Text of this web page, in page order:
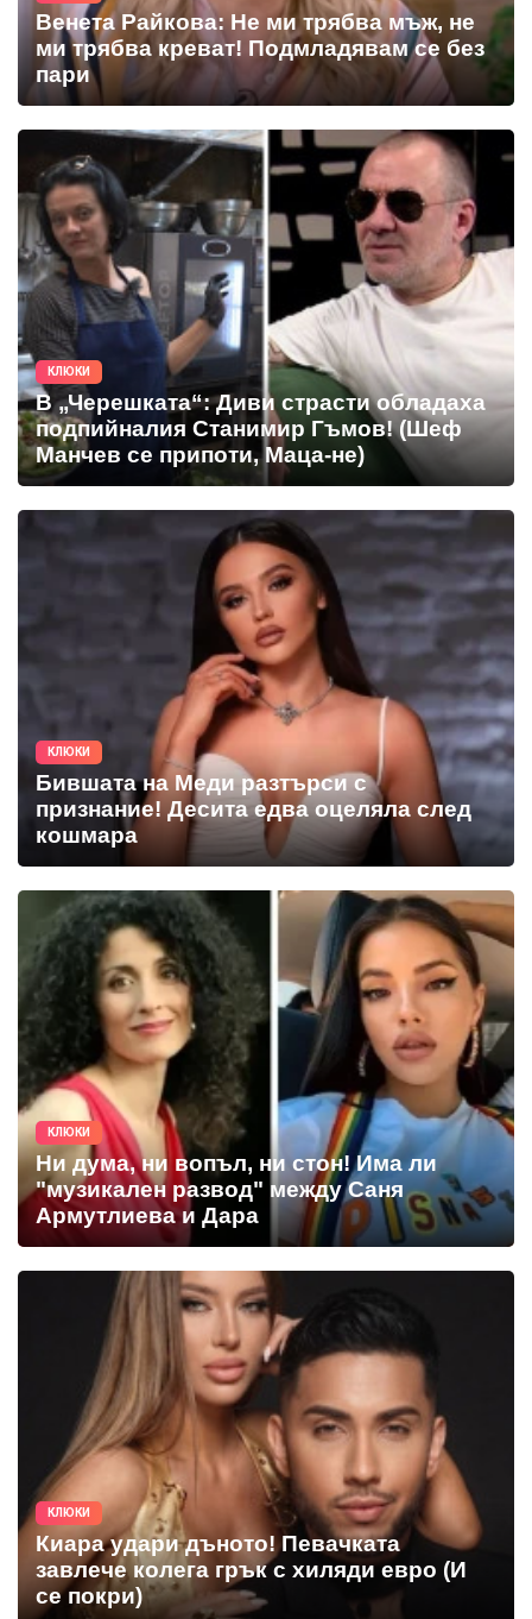
Венета Райкова: Не ми трябва мъж, не
ми трябва креват! Подмладявам се без
пари
КЛЮКИ
В „Черешката“: Диви страсти обладаха
подпийналия Станимир Гъмов! (Шеф
Манчев се припоти, Маца-не)
КЛЮКИ
Бившата на Меди разтърси с
признание! Десита едва оцеляла след
кошмара
КЛЮКИ
Ни дума, ни вопъл, ни стон! Има ли
"музикален развод" между Саня
Армутлиева и Дара
КЛЮКИ
Киара удари дъното! Певачката
завлече колега грък с хиляди евро (И
се покри)